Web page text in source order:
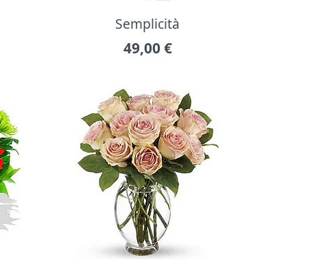
Semplicità
49,00 €